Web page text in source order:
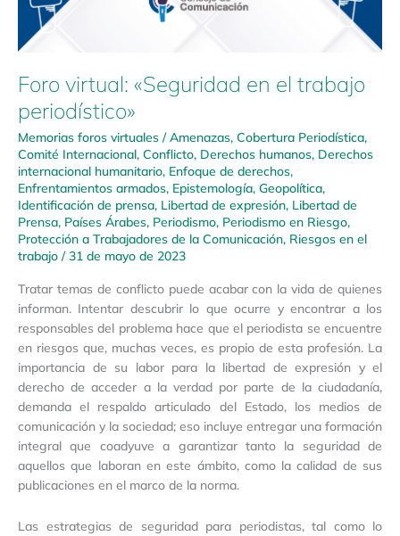
Foro virtual: «Seguridad en el trabajo
periodístico»
Memorias foros virtuales /Amenazas, Cobertura Periodística,
Comité Internacional, Conflicto, Derechos humanos, Derechos
internacional humanitario, Enfoque de derechos,
Enfrentamientos armados, Epistemología, Geopolítica,
Identificación de prensa, Libertad de expresión, Libertad de
Prensa, Países Árabes, Periodismo, Periodismo en Riesgo,
Protección a Trabajadores de la Comunicación, Riesgos en el
trabajo /31 de mayo de 2023
Tratar temas de conflicto puede acabar con la vida de quienes
informan. Intentar descubrir lo que ocurre y encontrar a los
responsables del problema hace que el periodista se encuentre
en riesgos que, muchas veces, es propio de esta profesión. La
importancia de su labor para la libertad de expresión y el
derecho de acceder a la verdad por parte de la ciudadanía,
demanda el respaldo articulado del Estado, los medios de
comunicación y la sociedad; eso incluye entregar una formación
integral que coadyuve a garantizar tanto la seguridad de
aquellos que laboran en este ámbito, como la calidad de sus
publicaciones en el marco de la norma.
Las estrategias de seguridad para periodistas, tal como lo